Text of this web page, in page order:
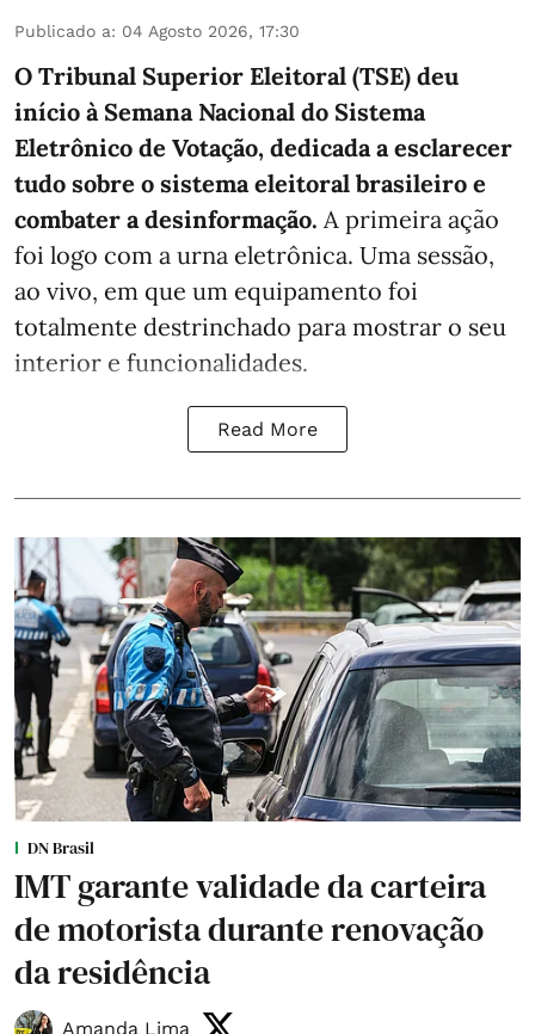
Publicado a: 04 Agosto 2026, 17:30
O Tribunal Superior Eleitoral (TSE) deu
início à Semana Nacional do Sistema
Eletrônico de Votação, dedicada a esclarecer
tudo sobre o sistema eleitoral brasileiro e
combater a desinformação. A primeira ação
foi logo com a urna eletrônica. Uma sessão,
ao vivo, em que um equipamento foi
totalmente destrinchado para mostrar o seu
interior e funcionalidades.
Read More
DN Brasil
IMT garante validade da carteira
de motorista durante renovação
da residência
Amanda Lima